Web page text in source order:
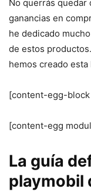
No querrás quedar
ganancias en
he dedicado
de estos
hemos creado esta
[content-egg-
[content-egg
La guía
playmobil